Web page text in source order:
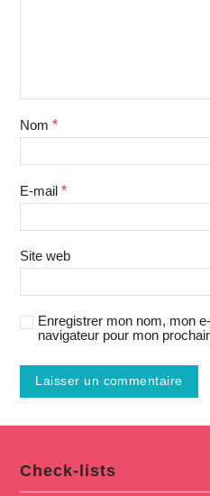
Nom *
E-mail *
Site web
Enregistrer mon nom, mon
navigateur pour mon
Check-lists